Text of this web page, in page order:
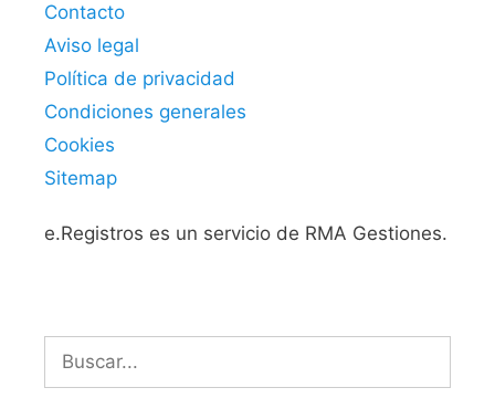
Contacto
Aviso legal
Política de privacidad
Condiciones generales
Cookies
Sitemap
e.Registros es un servicio de RMA Gestiones.
Buscar: